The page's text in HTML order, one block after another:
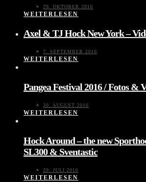
29. OKTOBER 2016
WEITERLESEN
Axel & TJ Hock New York –
7. SEPTEMBER 2016
WEITERLESEN
Pangea Festival 2016 / Fotos &
30. AUGUST 2016
WEITERLESEN
Hock Around – the new
SL300 & Sventastic
29. JULI 2016
WEITERLESEN